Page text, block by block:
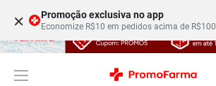
× Promoção exclusiva no app
Economize R$10 em pedidos acima de R$100